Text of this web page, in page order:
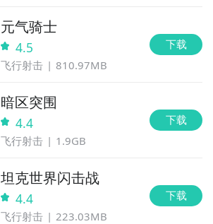
元气骑士
4.5
飞行射击 810.97MB
下载
暗区突围
4.4
飞行射击 1.9GB
下载
坦克世界闪击战
4.4
飞行射击 223.03MB
下载